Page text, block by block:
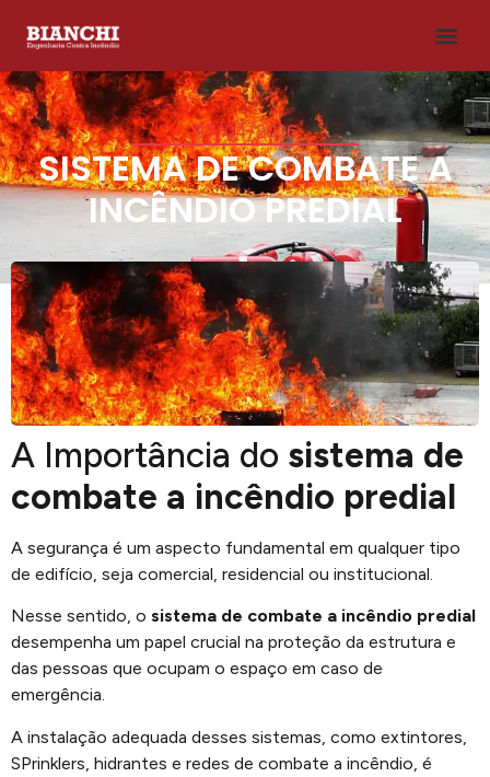
07/04/2026
SISTEMA DE COMBATE A
INCÊNDIO PREDIAL
A Importância do sistema de
combate a incêndio predial
A segurança é um aspecto fundamental em qualquer tipo
de edifício, seja comercial, residencial ou institucional.
Nesse sentido, o sistema de combate a incêndio predial
desempenha um papel crucial na proteção da estrutura e
das pessoas que ocupam o espaço em caso de
emergência.
A instalação adequada desses sistemas, como extintores,
SPrinklers, hidrantes e redes de combate a incêndio, é